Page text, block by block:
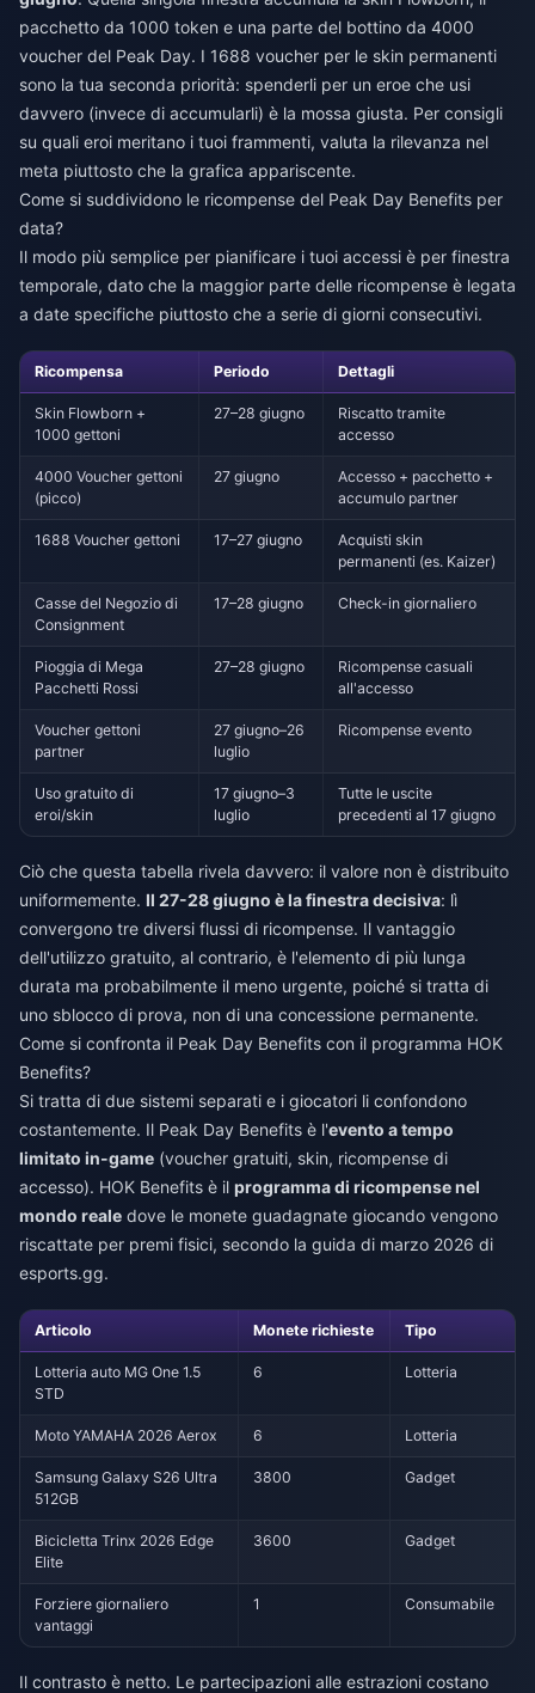
pacchetto da 1000 token e una parte del bottino da 4000
voucher del Peak Day. I 1688 voucher per le skin permanenti
sono la tua seconda priorità: spenderli per un eroe che usi
davvero (invece di accumularli) è la mossa giusta. Per consigli
su quali eroi meritano i tuoi frammenti, valuta la rilevanza nel
meta piuttosto che la grafica appariscente.
Come si suddividono le ricompense del Peak Day Benefits per
data?
Il modo più semplice per pianificare i tuoi accessi è per finestra
temporale, dato che la maggior parte delle ricompense è legata
a date specifiche piuttosto che a serie di giorni consecutivi.
Ricompensa Periodo Dettagli
Skin Flowborn +
1000 gettoni
27–28 giugno
Riscatto tramite
accesso
4000 Voucher gettoni
(picco)
27 giugno
Accesso + pacchetto +
accumulo partner
1688 Voucher gettoni 17–27 giugno
Acquisti skin
permanenti (es. Kaizer)
Casse del Negozio di
Consignment
17–28 giugno Check-in giornaliero
Pioggia di Mega
Pacchetti Rossi
27–28 giugno
Ricompense casuali
all'accesso
Voucher gettoni
partner
27 giugno–26
luglio
Ricompense evento
Uso gratuito di
eroi/skin
17 giugno–3
luglio
Tutte le uscite
precedenti al 17 giugno
Ciò che questa tabella rivela davvero: il valore non è distribuito
uniformemente. Il 27-28 giugno è la finestra decisiva: lì
convergono tre diversi flussi di ricompense. Il vantaggio
dell'utilizzo gratuito, al contrario, è l'elemento di più lunga
durata ma probabilmente il meno urgente, poiché si tratta di
uno sblocco di prova, non di una concessione permanente.
Come si confronta il Peak Day Benefits con il programma HOK
Benefits?
Si tratta di due sistemi separati e i giocatori li confondono
costantemente. Il Peak Day Benefits è l'evento a tempo
limitato in-game (voucher gratuiti, skin, ricompense di
accesso). HOK Benefits è il programma di ricompense nel
mondo reale dove le monete guadagnate giocando vengono
riscattate per premi fisici, secondo la guida di marzo 2026 di
esports.gg.
Articolo Monete richieste Tipo
Lotteria auto MG One 1.5
STD
6 Lotteria
Moto YAMAHA 2026 Aerox 6 Lotteria
Samsung Galaxy S26 Ultra
512GB
3800 Gadget
Bicicletta Trinx 2026 Edge
Elite
3600 Gadget
Forziere giornaliero
vantaggi
1 Consumabile
Il contrasto è netto. Le partecipazioni alle estrazioni costano